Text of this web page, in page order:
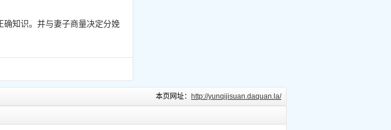
知识。并与妻子商量决定分娩
本页网址： http://yunqijisuan.daquan.la/